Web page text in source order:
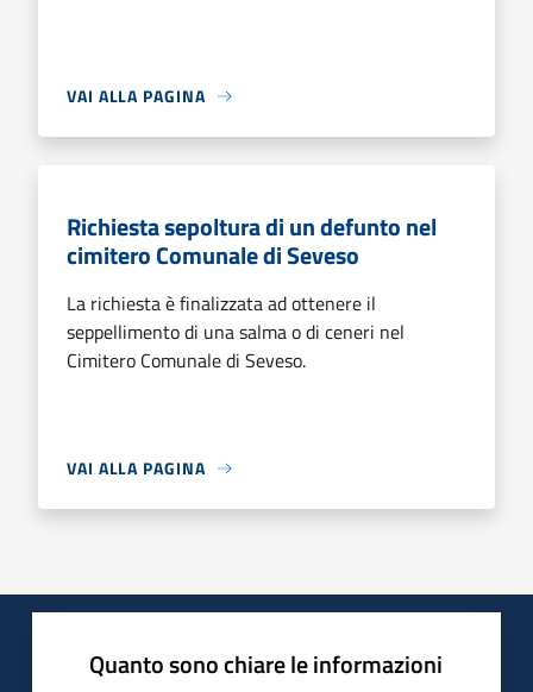
VAI ALLA PAGINA
Richiesta sepoltura di un defunto nel
cimitero Comunale di Seveso
La richiesta è finalizzata ad ottenere il
seppellimento di una salma o di ceneri nel
Cimitero Comunale di Seveso.
VAI ALLA PAGINA
Quanto sono chiare le informazioni